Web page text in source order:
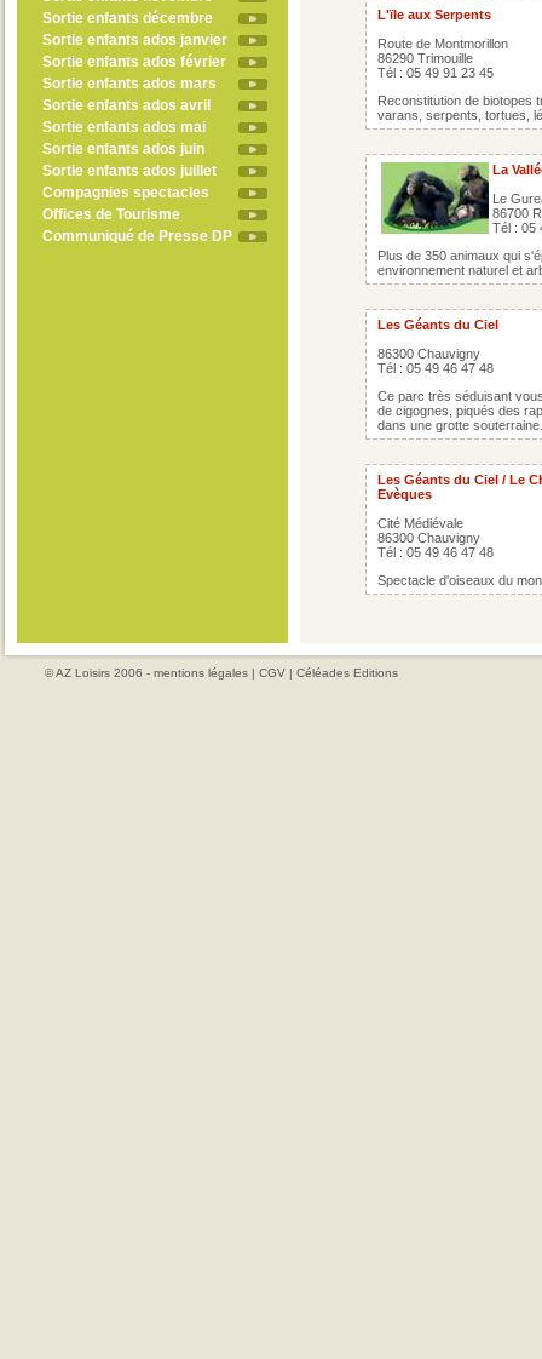
Sortie enfants décembre
Sortie enfants ados janvier
Sortie enfants ados février
Sortie enfants ados mars
Sortie enfants ados avril
Sortie enfants ados mai
Sortie enfants ados juin
Sortie enfants ados juillet
Compagnies spectacles
Offices de Tourisme
Communiqué de Presse DP
L'ïle aux Serpents
Route de Montmorillon
86290 Trimouille
Tél : 05 49 91 23 45
Reconstitution de biotopes
varans, serpents, tortues,
La
Le
86700
Tél : 05
Plus de 350 animaux qui
environnement naturel et
Les Géants du Ciel
86300 Chauvigny
Tél : 05 49 46 47 48
Ce parc très séduisant
de cigognes, piqués des
dans une grotte souterraine.
Les Géants du Ciel / Le
Evèques
Cité Médiévale
86300 Chauvigny
Tél : 05 49 46 47 48
Spectacle d'oiseaux du
© AZ Loisirs 2006 - mentions légales | CGV | Céléades Editions